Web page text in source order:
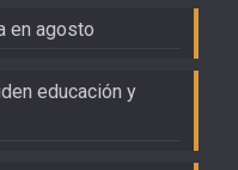
en agosto
educación y